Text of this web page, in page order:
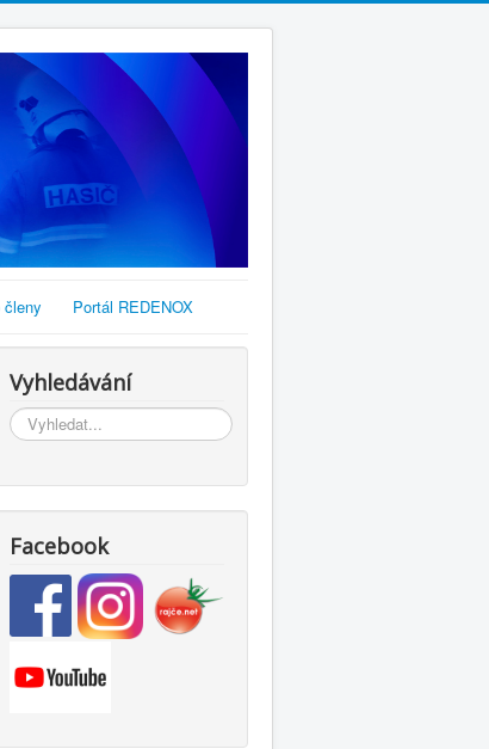
členy Portál REDENOX
Vyhledávání
Vyhledávání...
Facebook